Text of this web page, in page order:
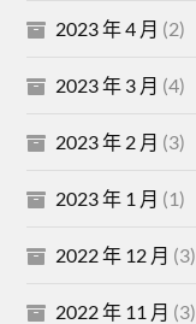
2023 年 4 月 (2)
2023 年 3 月 (4)
2023 年 2 月 (3)
2023 年 1 月 (1)
2022 年 12 月 (3)
2022 年 11 月 (3)